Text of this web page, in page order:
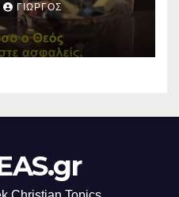
ΓΙΏΡΓΟΣ